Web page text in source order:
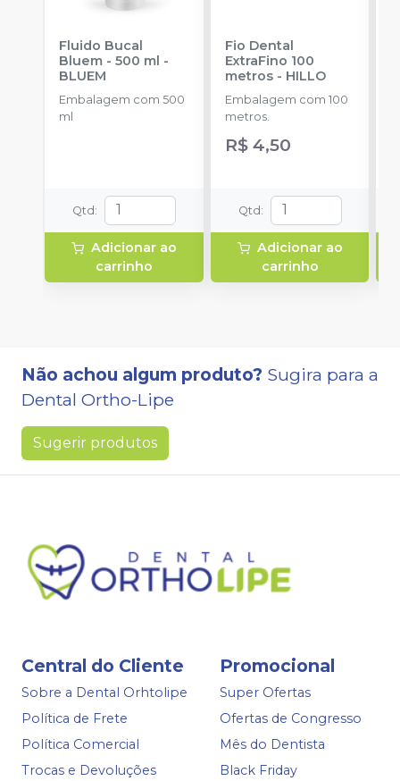
Fluido Bucal
Bluem - 500 ml -
BLUEM
Embalagem com 500
ml
Qtd :
Adicionar ao
carrinho
Fio Dental
ExtraFino 100
metros- HILLO
Embalagem com 100
metros.
R$ 4,50
Qtd :
Adicionar ao
carrinho
Não achou algum produto? Sugira para a
Dental Ortho-Lipe
Sugerir produtos
Central do Cliente
Sobre a Dental Orhtolipe
Política de Frete
Política Comercial
Trocas e Devoluções
Promocional
Super Ofertas
Ofertas de Congresso
Mês do Dentista
Black Friday